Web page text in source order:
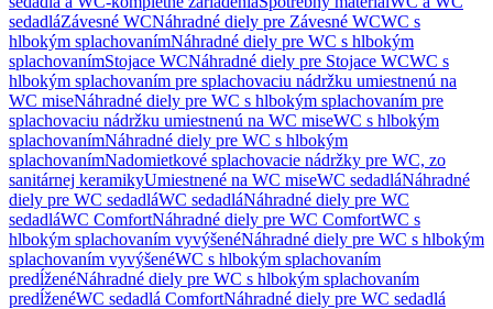
sedadláZávesné WCNáhradné diely pre Závesné WCWC s
hlbokým splachovanímNáhradné diely pre WC s hlbokým
splachovanímStojace WCNáhradné diely pre Stojace WCWC s
hlbokým splachovaním pre splachovaciu nádržku umiestnenú na
WC miseNáhradné diely pre WC s hlbokým splachovaním pre
splachovaciu nádržku umiestnenú na WC miseWC s hlbokým
splachovanímNáhradné diely pre WC s hlbokým
splachovanímNadomietkové splachovacie nádržky pre WC, zo
sanitárnej keramikyUmiestnené na WC miseWC sedadláNáhradné
diely pre WC sedadláWC sedadláNáhradné diely pre WC
sedadláWC ComfortNáhradné diely pre WC ComfortWC s
hlbokým splachovaním vyvýšenéNáhradné diely pre WC s hlbokým
splachovaním vyvýšenéWC s hlbokým splachovaním
predĺženéNáhradné diely pre WC s hlbokým splachovaním
predĺženéWC sedadlá ComfortNáhradné diely pre WC sedadlá